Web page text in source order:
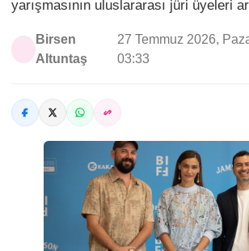
yarışmasının uluslararası jüri üyeleri
Birsen
Altuntaş
27 Temmuz 2026,
03:33